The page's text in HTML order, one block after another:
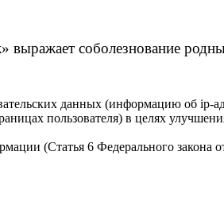
выражает соболезнование
данных (информацию об ip-
пользователя) в целях
(Статья 6 Федерального